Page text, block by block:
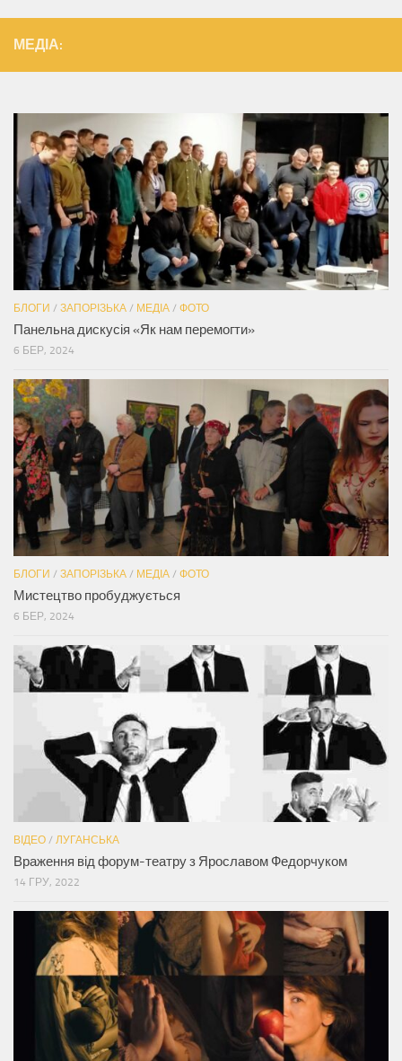
МЕДІА:
БЛОГИ / ЗАПОРІЗЬКА / МЕДІА / ФОТО
Панельна дискусія «Як нам перемогти»
6 БЕР, 2024
БЛОГИ / ЗАПОРІЗЬКА / МЕДІА / ФОТО
Мистецтво пробуджується
6 БЕР, 2024
ВІДЕО / ЛУГАНСЬКА
Враження від форум-театру з Ярославом Федорчуком
14 ГРУ, 2022